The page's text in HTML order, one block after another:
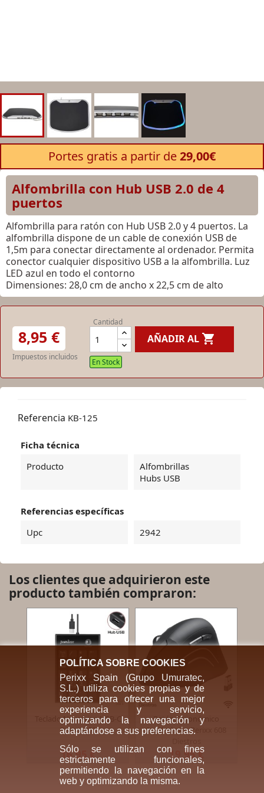
Portes gratis a partir de29,00€
Alfombrilla con Hub USB 2.0 de 4
puertos
Alfombrilla para ratón con Hub USB 2.0 y 4 puertos. La
alfombrilla dispone de un cable de conexión USB de
1,5m para conectar directamente al ordenador. Permita
conector cualquier dispositivo USB a la alfombrilla. Luz
LED azul en todo el contorno
Dimensiones: 28,0 cm de ancho x 22,5 cm de alto
8,95 €
Impuestos incluidos
Cantidad
AÑADIR AL 
En Stock
Referencia KB-125
Ficha técnica
Producto
Alfombrillas
Hubs USB
Referencias específicas
Upc
2942
Los clientes que adquirieron este
producto también compraron:
Vista rápida
Teclado Numérico USB-C
Perixx 202
16,95 €
Vista rápida
Ratón Ergonómico
Inalámbrico Perixx 608
19,95 €
POLÍTICA SOBRE COOKIES
Perixx Spain (Grupo Umuratec,
S.L.) utiliza cookies propias y de
terceros para ofrecer una mejor
experiencia y servicio,
optimizando la navegación y
adaptándose a sus preferencias.
Sólo se utilizan con fines
estrictamente funcionales,
permitiendo la navegación en la
web y optimizando la misma.